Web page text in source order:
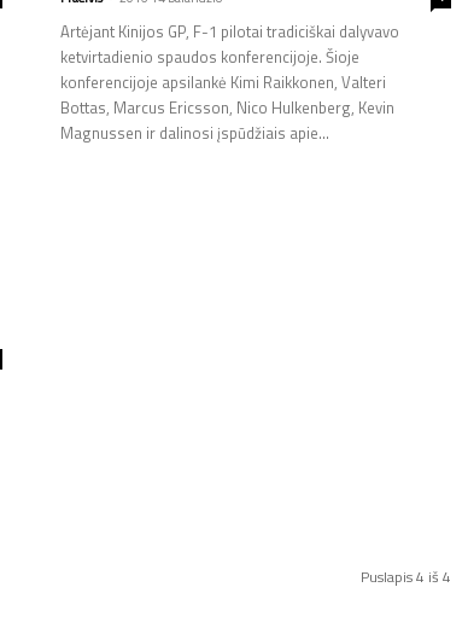
Artėjant Kinijos GP, F-1 pilotai tradiciškai dalyvavo
ketvirtadienio spaudos konferencijoje. Šioje
konferencijoje apsilankė Kimi Raikkonen, Valteri
Bottas, Marcus Ericsson, Nico Hulkenberg, Kevin
Magnussen ir dalinosi įspūdžiais apie...
Puslapis 4 iš 4